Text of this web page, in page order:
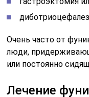
Очень часто от
люди,
или постоянно
Лечение